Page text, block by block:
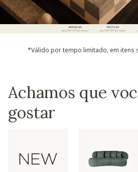
*Válido por tempo limitado, em itens
Achamos que
gostar